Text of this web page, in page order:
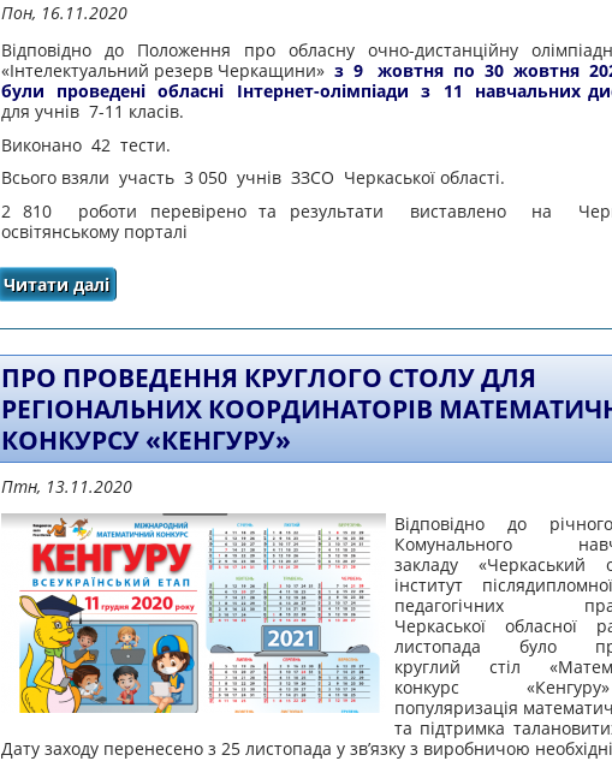
Пон, 16.11.2020
Відповідно до Положення про обласну очно-дистанційну
«Інтелектуальний резерв Черкащини» з 9 жовтня по 30 жовтня
були проведені обласні Інтернет-олімпіади з 11 навчальних
для учнів 7-11 класів.
Виконано 42 тести.
Всього взяли участь 3 050 учнів ЗЗСО Черкаської області.
2 810 роботи перевірено та результати виставлено на
освітянському порталі
Читати далі
програмного засобу
ПРО ПРОВЕДЕННЯ КРУГЛОГО СТОЛУ ДЛЯ
РЕГІОНАЛЬНИХ КООРДИНАТОРІВ
КОНКУРСУ «КЕНГУРУ»
Птн, 13.11.2020
Відповідно до
Комунального
закладу «Черкаський
інститут
педагогічних
Черкаської обласної
листопада було
круглий стіл
конкурс
популяризація
та підтримка
Дату заходу перенесено з 25 листопада у зв’язку з виробничою